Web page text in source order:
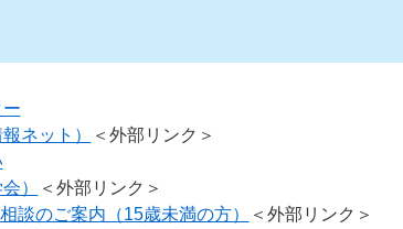
ネット）
＜外部リンク＞
）
＜外部リンク＞
談のご案内（15歳未満の方）
＜外部リンク＞